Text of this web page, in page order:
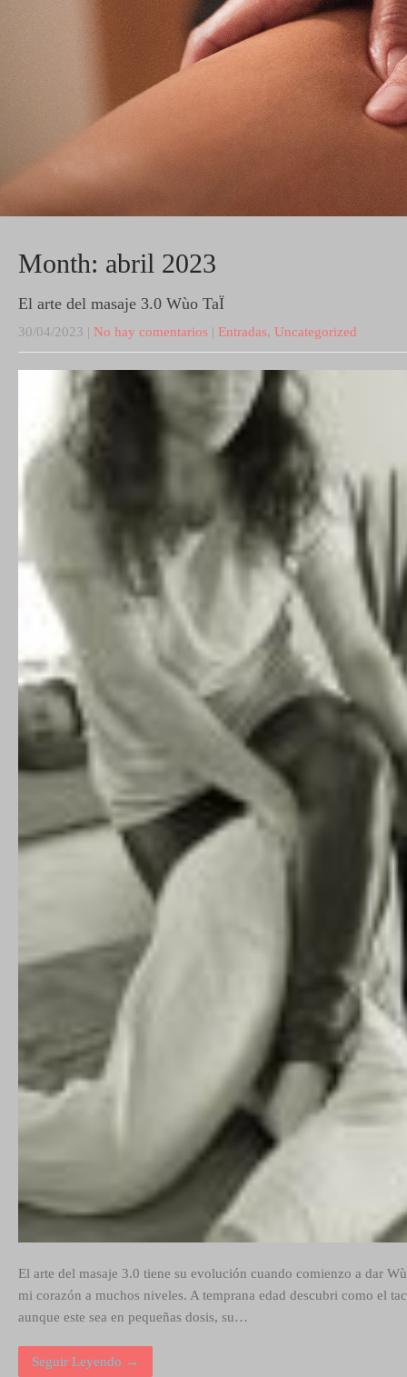
Month: abril 2023
El arte del masaje 3.0 Wùo TaÏ
30/04/2023 | No hay comentarios | Entradas, Uncategorized
El arte del masaje 3.0 tiene su evolución cuando comienzo a dar
mi corazón a muchos niveles. A temprana edad descubri como el
aunque este sea en pequeñas dosis, su…
Seguir Leyendo →